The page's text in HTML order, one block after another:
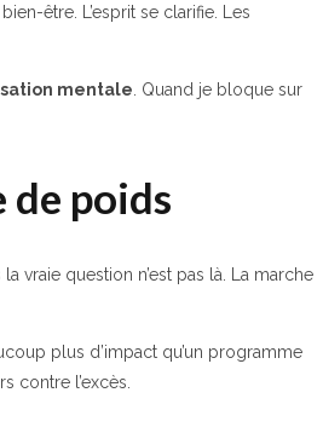
être. L’esprit se clarifie. Les
mentale . Quand je bloque sur
de poids
vraie question n’est pas là. La marche
plus d’impact qu’un programme
contre l’excès.